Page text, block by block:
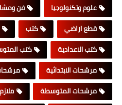
علوم وتكنولوجيا
فن
قطع اراضي
كتب
كتب الاعدادية
كتب
مرشحات الابتدائية
مرشحات المتوسطة
ملازم